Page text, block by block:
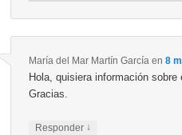
María del Mar Martín Garcíaen 8
Hola, quisiera información
Gracias.
Responder ↓